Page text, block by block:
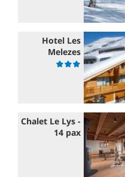
Hotel Les
Melezes
Chalet Le Lys -
14 pax